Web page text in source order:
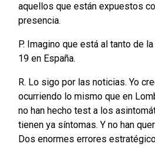
aquellos que están expuestos
presencia.
P. Imagino que está al tanto de
19 en España.
R. Lo sigo por las noticias. Yo
ocurriendo lo mismo que en
no han hecho test a los
tienen ya síntomas. Y no han
Dos enormes errores